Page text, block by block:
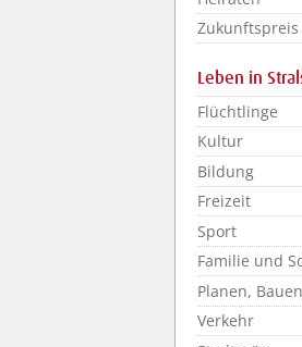
Zukunftspreis
Leben in
Flüchtlinge
Kultur
Bildung
Freizeit
Sport
Familie und
Planen,
Verkehr